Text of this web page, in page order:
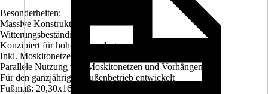
Besonderheiten:
Massive Konstruktion
Witterungsbeständig
Konzipiert für hohe Schneelasten von 122 kg/m²
Inkl. Moskitonetzen
Parallele Nutzung von Moskitonetzen und Vorhängen
Für den ganzjährigen Außenbetrieb entwickelt
Fußmaß: 20,30x16,30 cm